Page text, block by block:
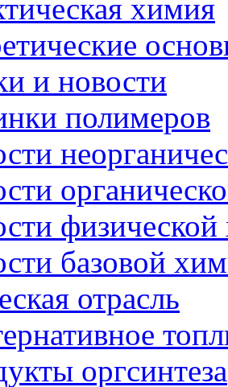
химия
и новости
полимеров
базовой
отрасль
оргсинтеза